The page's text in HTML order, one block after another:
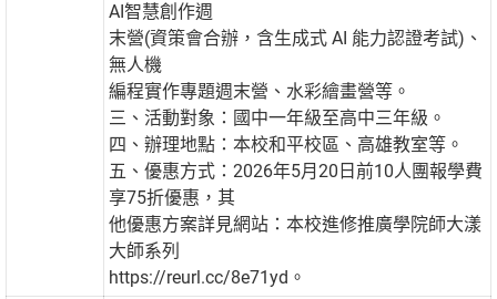
AI智慧創作週
末營(資策會合辦，含生成式 AI 能力認證考試)、
無人機
編程實作專題週末營、水彩繪畫營等。
三、活動對象：國中一年級至高中三年級。
四、辦理地點：本校和平校區、高雄教室等。
五、優惠方式：2026年5月20日前10人團報學費
享75折優惠，其
他優惠方案詳見網站：本校進修推廣學院師大漾
大師系列
https://reurl.cc/8e71yd。